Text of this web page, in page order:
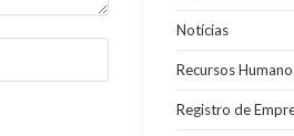
Notícias
Recursos
Registro de